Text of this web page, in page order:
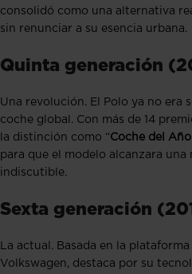
consolidó como una alternativa
sin renunciar a su esencia urbana.
Quinta generación
Una revolución. El Polo ya no era
coche global. Con más de 14
la distinción como “Coche del
para que el modelo alcanzara una
indiscutible.
Sexta generación
La actual. Basada en la
Volkswagen, destaca por su